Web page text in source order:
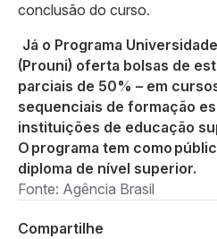
conclusão do curso.
Já o Programa
(Prouni) oferta bolsas de
parciais de 50% – em
sequenciais de formação
instituições de educação
O programa tem como
diploma de nível superior.
Fonte: Agência Brasil
Compartilhe